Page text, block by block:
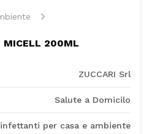
MICELL 200ML
ZUCCARI Srl
Salute a Domicilo
per casa e ambiente